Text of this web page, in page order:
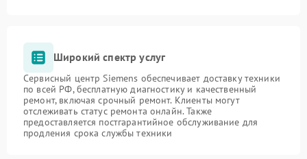
Широкий спектр услуг
Сервисный центр Siemens обеспечивает доставку техники
по всей РФ, бесплатную диагностику и качественный
ремонт, включая срочный ремонт. Клиенты могут
отслеживать статус ремонта онлайн. Также
предоставляется постгарантийное обслуживание для
продления срока службы техники